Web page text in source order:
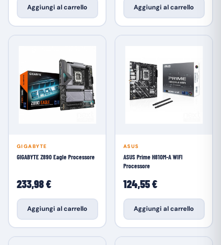
Aggiungi al carrello Aggiungi al carrello
GIGABYTE
GIGABYTE Z890 Eagle Processore
233,98 €
Aggiungi al carrello
ASUS
ASUS Prime H810M-A WIFI
Processore
124,55 €
Aggiungi al carrello